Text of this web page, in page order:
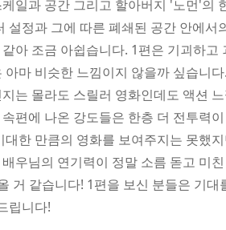
일과 공간 그리고 할아버지 '노먼'의
설정과 그에 따른 폐쇄된 공간 안에
아 조금 아쉽습니다. 1편은 기괴하
마 비슷한 느낌이지 않을까 싶습니
는 몰라도 스릴러 영화인데도 액션
편에 나온 강도들은 한층 더 전투력
한 만큼의 영화를 보여주지는 못했
우님의 연기력이 정말 소름 돋고 미
거 같습니다! 1편을 보신 분들은 기
립니다!